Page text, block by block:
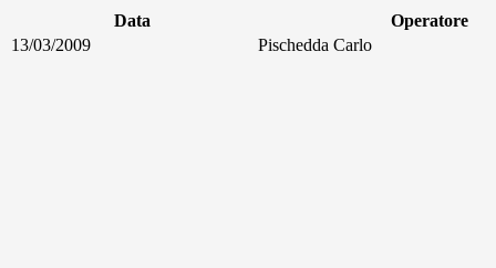
Data
Operatore
13/03/2009
Pischedda Carlo